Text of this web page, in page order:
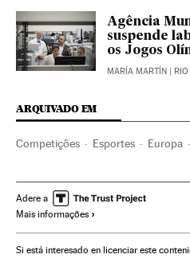
Agência
suspende
os Jogos
MARÍA MARTÍN |
ARQUIVADO EM
Competições Esportes Europa
Justiça esportiva Europa Leste
Organizações desportivas
Adere a
Mais informações
Si está interesado en licenciar este